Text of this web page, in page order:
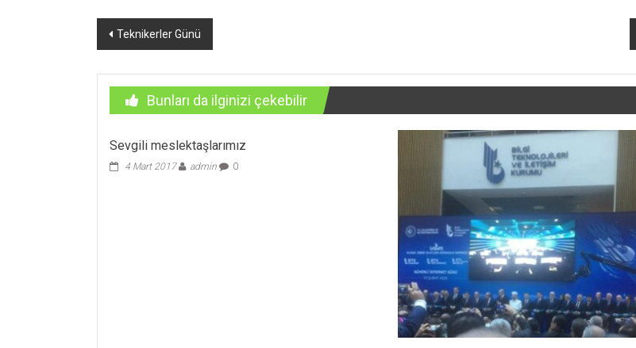
Yazı
Teknikerler Günü
Bunları da ilginizi çekebilir
Sevgili meslektaşlarımız
4 Mart 2017 admin 0